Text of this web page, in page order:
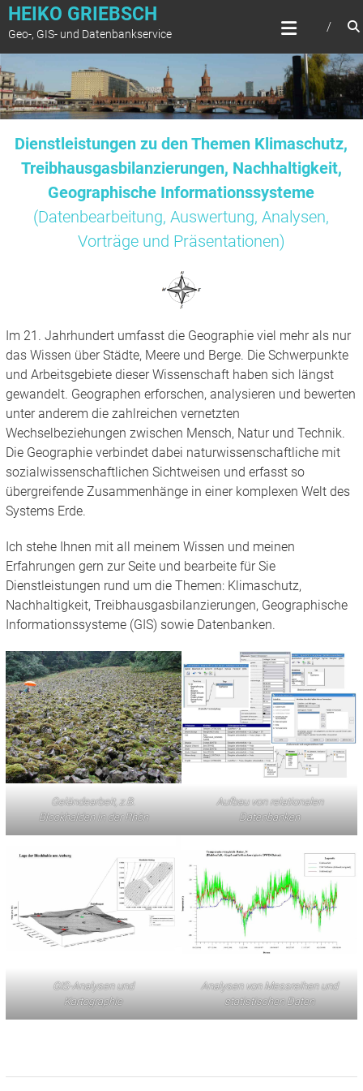
Zum
springen
HEIKO GRIEBSCH
Geo-, GIS- und Datenbankservice
Dienstleistungen zu den Themen Klimaschutz,
Treibhausgasbilanzierungen, Nachhaltigkeit,
Geographische Informationssysteme
(Datenbearbeitung, Auswertung, Analysen,
Vorträge und Präsentationen)
Im 21. Jahrhundert umfasst die Geographie viel mehr als nur
das Wissen über Städte, Meere und Berge. Die Schwerpunkte
und Arbeitsgebiete dieser Wissenschaft haben sich längst
gewandelt. Geographen erforschen, analysieren und bewerten
unter anderem die zahlreichen vernetzten
Wechselbeziehungen zwischen Mensch, Natur und Technik.
Die Geographie verbindet dabei naturwissenschaftliche mit
sozialwissenschaftlichen Sichtweisen und erfasst so
übergreifende Zusammenhänge in einer komplexen Welt des
Systems Erde.
Ich stehe Ihnen mit all meinem Wissen und meinen
Erfahrungen gern zur Seite und bearbeite für Sie
Dienstleistungen rund um die Themen: Klimaschutz,
Nachhaltigkeit, Treibhausgasbilanzierungen, Geographische
Informationssysteme (GIS) sowie Datenbanken.
Geländearbeit, z.B.
Blockhalden in der Rhön
Aufbau von relationalen
Datenbanken
GIS-Analysen und
Kartographie
Analysen von Messreihen und
statistischen Daten